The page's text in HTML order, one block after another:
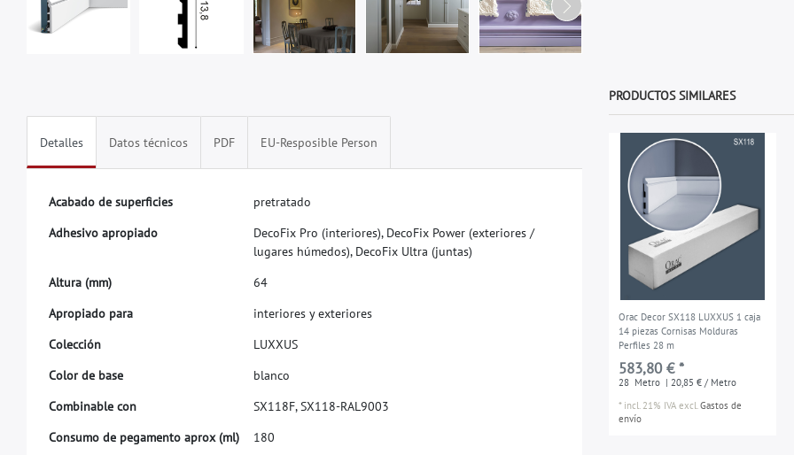
Detalles Datos técnicos PDF EU-Resposible Person
Acabado de superfcies pretratado
Adhesivo apropiado DecoFix Pro (interiores), DecoFix Power (exteriores /
lugares húmedos), DecoFix Ultra (juntas)
Altura (mm) 64
Apropiado para interiores y exteriores
Colección LUXXUS
Color de base blanco
Combinable con SX118F, SX118-RAL9003
Consumo de pegamento aprox (ml) 180
PRODUCTOS SIMILARES
Orac Decor SX118 LUXXUS 1 caja
14 piezas Cornisas Molduras
Perfiles 28 m
583,80 € *
28 Metro | 20,85 € / Metro
* incl. 21% IVA excl.Gastos de
envío